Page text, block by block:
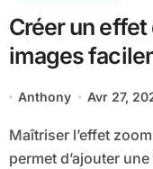
Créer un effet
images
Anthony Avr 27,
Maîtriser l’effet zoom in sur vos images avec CSS vous
permet d’ajouter